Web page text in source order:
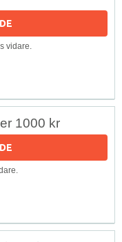
vidare.
1000 kr